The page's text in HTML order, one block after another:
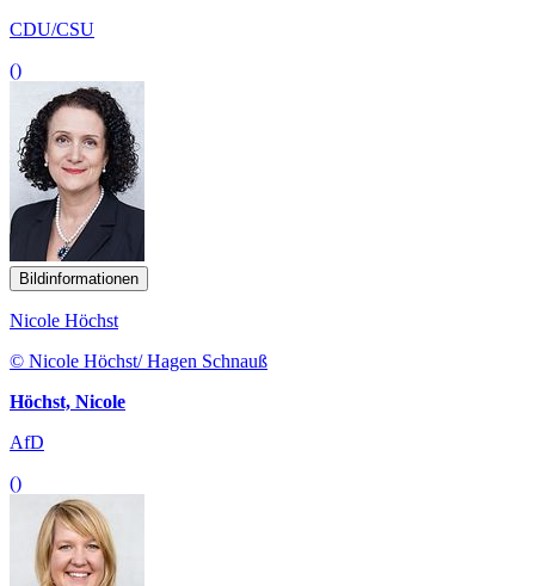
CDU/CSU
()
Bildinformationen
Nicole Höchst
© Nicole Höchst/ Hagen Schnauß
Höchst, Nicole
AfD
()